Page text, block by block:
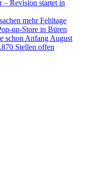
– Revision startet in
mehr Fehltage
up-Store in Büren
schon Anfang August
Stellen offen